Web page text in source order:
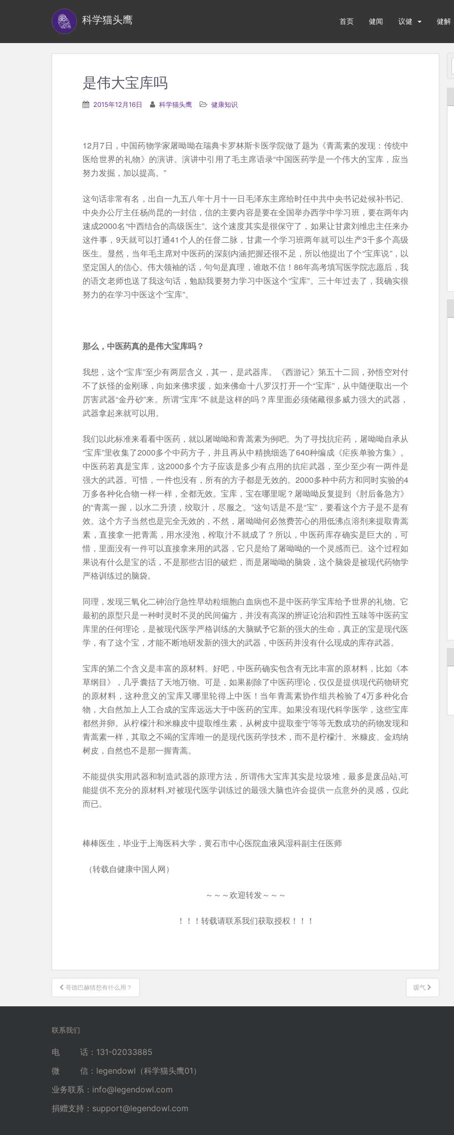
科学猫头鹰 首页 健闻 议健 健解
是伟大宝库吗
2015年12月16日 科学猫头鹰 健康知识
12月7日，中国药物学家屠呦呦在瑞典卡罗林斯卡医学院做了题为《青蒿素的发现：传统中
医给世界的礼物》的演讲。演讲中引用了毛主席语录“中国医药学是一个伟大的宝库，应当
努力发掘，加以提高。”
这句话非常有名，出自一九五八年十月十一日毛泽东主席给时任中共中央书记处候补书记、
中央办公厅主任杨尚昆的一封信，信的主要内容是要在全国举办西学中学习班，要在两年内
速成2000名“中西结合的高级医生”。这个速度其实是很保守了，如果让甘肃刘维忠主任来办
这件事，9天就可以打通41个人的任督二脉，甘肃一个学习班两年就可以生产3千多个高级
医生。显然，当年毛主席对中医药的深刻内涵把握还很不足，所以他提出了个“宝库说”，以
坚定国人的信心。伟大领袖的话，句句是真理，谁敢不信！86年高考填写医学院志愿后，我
的语文老师也送了我这句话，勉励我要努力学习中医这个“宝库”。三十年过去了，我确实很
努力的在学习中医这个“宝库”。
那么，中医药真的是伟大宝库吗？
我想，这个“宝库”至少有两层含义，其一，是武器库。《西游记》第五十二回，孙悟空对付
不了妖怪的金刚琢，向如来佛求援，如来佛命十八罗汉打开一个“宝库”，从中随便取出一个
厉害武器“金丹砂”来。所谓“宝库”不就是这样的吗？库里面必须储藏很多威力强大的武器，
武器拿起来就可以用。
我们以此标准来看看中医药，就以屠呦呦和青蒿素为例吧。为了寻找抗疟药，屠呦呦自承从
“宝库”里收集了2000多个中药方子，并且再从中精挑细选了640种编成《疟疾单验方集》。
中医药若真是宝库，这2000多个方子应该是多少有点用的抗疟武器，至少至少有一两件是
强大的武器。可惜，一件也没有，所有的方子都是无效的。2000多种中药方和同时实验的4
万多各种化合物一样一样，全都无效。宝库，宝在哪里呢？屠呦呦反复提到《肘后备急方》
的“青蒿一握，以水二升渍，绞取汁，尽服之。”这句话是不是“宝”，要看这个方子是不是有
效。这个方子当然也是完全无效的，不然，屠呦呦何必煞费苦心的用低沸点溶剂来提取青蒿
素，直接拿一把青蒿，用水浸泡，榨取汁不就成了？所以，中医药库存确实是巨大的，可
惜，里面没有一件可以直接拿来用的武器，它只是给了屠呦呦的一个灵感而已。这个过程如
果说有什么是宝的话，不是那些古旧的破烂，而是屠呦呦的脑袋，这个脑袋是被现代药物学
严格训练过的脑袋。
同理，发现三氧化二砷治疗急性早幼粒细胞白血病也不是中医药学宝库给予世界的礼物。它
最初的原型只是一种时灵时不灵的民间偏方，并没有高深的辨证论治和四性五味等中医药宝
库里的任何理论，是被现代医学严格训练的大脑赋予它新的强大的生命，真正的宝是现代医
学，有了这个宝，才能不断地研发新的强大的武器，中医药并没有什么现成的库存武器。
宝库的第二个含义是丰富的原材料。好吧，中医药确实包含有无比丰富的原材料，比如《本
草纲目》，几乎囊括了天地万物。可是，如果剔除了中医药理论，仅仅是提供现代药物研究
的原材料，这种意义的宝库又哪里轮得上中医！当年青蒿素协作组共检验了4万多种化合
物，大自然加上人工合成的宝库远远大于中医药的宝库。如果没有现代科学医学，这些宝库
都然并卵。从柠檬汁和米糠皮中提取维生素，从树皮中提取奎宁等等无数成功的药物发现和
青蒿素一样，其取之不竭的宝库唯一的是现代医药学技术，而不是柠檬汁、米糠皮、金鸡纳
树皮，自然也不是那一握青蒿。
不能提供实用武器和制造武器的原理方法，所谓伟大宝库其实是垃圾堆，最多是废品站,可
能提供不充分的原材料,对被现代医学训练过的最强大脑也许会提供一点意外的灵感，仅此
而已。
棒棒医生，毕业于上海医科大学，黄石市中心医院血液风湿科副主任医师
（转载自健康中国人网）
～～～欢迎转发～～～
！！！转载请联系我们获取授权！！！
文
章
导
哥德巴赫猜想有什么用？ 嗳气
联系我们
电 话：131-02033885
微 信：legendowl（科学猫头鹰01）
业务联系： info@legendowl.com
捐赠支持： support@legendowl.com